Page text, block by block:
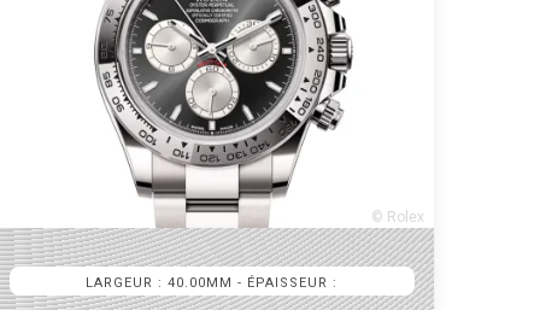
© Rolex
LARGEUR : 40.00MM- ÉPAISSEUR :